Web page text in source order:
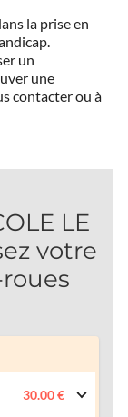
la prise en
un
une
contacter ou à
LE
votre
30.00 €